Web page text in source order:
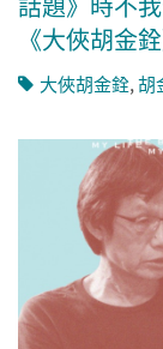
《大俠胡金
大俠胡金銓,胡